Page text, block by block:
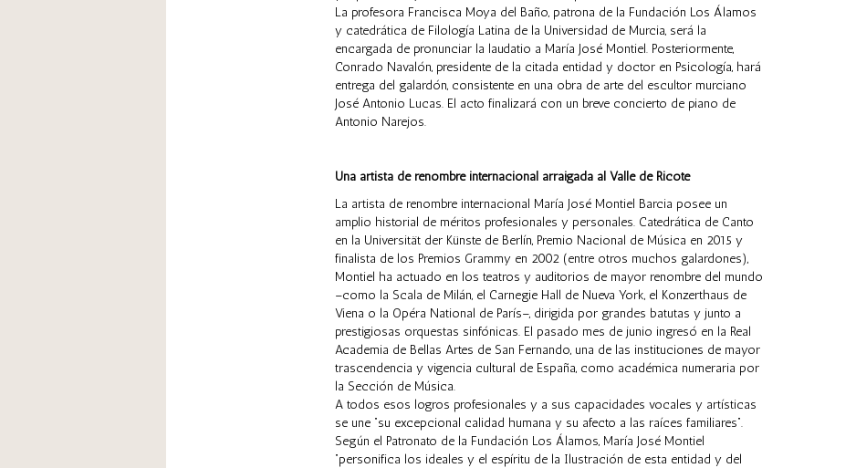
La profesora Francisca Moya del Baño, patrona de la Fundación Los Álamos
y catedrática de Filología Latina de la Universidad de Murcia, será la
encargada de pronunciar la laudatio a María José Montiel. Posteriormente,
Conrado Navalón, presidente de la citada entidad y doctor en Psicología, hará
entrega del galardón, consistente en una obra de arte del escultor murciano
José Antonio Lucas. El acto finalizará con un breve concierto de piano de
Antonio Narejos.
Una artista de renombre internacional arraigada al Valle de Ricote
La artista de renombre internacional María José Montiel Barcia posee un
amplio historial de méritos profesionales y personales. Catedrática de Canto
en la Universität der Künste de Berlín, Premio Nacional de Música en 2015 y
finalista de los Premios Grammy en 2002 (entre otros muchos galardones),
Montiel ha actuado en los teatros y auditorios de mayor renombre del mundo
–como la Scala de Milán, el Carnegie Hall de Nueva York, el Konzerthaus de
Viena o la Opéra National de París–, dirigida por grandes batutas y junto a
prestigiosas orquestas sinfónicas. El pasado mes de junio ingresó en la Real
Academia de Bellas Artes de San Fernando, una de las instituciones de mayor
trascendencia y vigencia cultural de España, como académica numeraria por
la Sección de Música.
A todos esos logros profesionales y a sus capacidades vocales y artísticas
se une “su excepcional calidad humana y su afecto a las raíces familiares”.
Según el Patronato de la Fundación Los Álamos, María José Montiel
“personifica los ideales y el espíritu de la Ilustración de esta entidad y del